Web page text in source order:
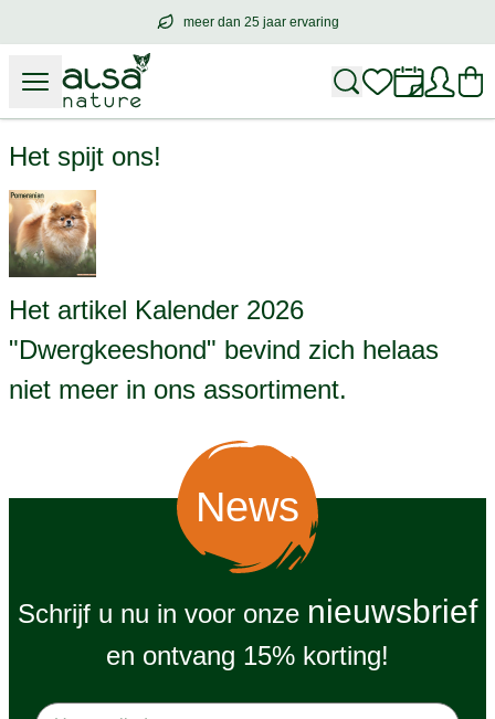
meer dan 25 jaar ervaring
meer dan25 jaar ervaring
Kalender 2026 "Dwergkeeshond"
Het spijt ons!
Het artikel Kalender 2026
"Dwergkeeshond" bevind zich helaas
niet meer in ons assortiment.
News
Schrijf u nu in voor onze nieuwsbrief
en ontvang 15% korting!